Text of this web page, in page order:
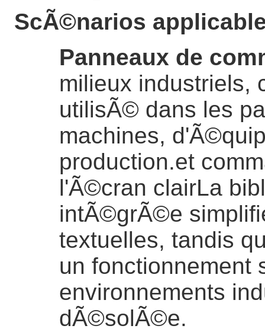
ScÃ©narios
Panneaux de
milieux industriels,
utilisÃ© dans les
machines,
production.et
l'Ã©cran clairLa
intÃ©grÃ©e
textuelles, tandis
un fonctionnement
environnements
dÃ©solÃ©e.